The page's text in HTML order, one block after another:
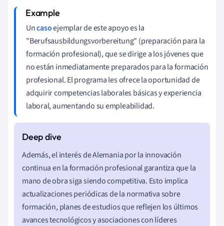
Uncasoejemplar de este apoyo es la
"Berufsausbildungsvorbereitung" (preparación para la
formación profesional), que se dirige a los jóvenes que
no están inmediatamente preparados para la formación
profesional. El programa les ofrece la oportunidad de
adquirir competencias laborales básicas y experiencia
laboral, aumentando su empleabilidad.
Además, el interés de Alemania por la innovación
continua en la formación profesional garantiza que la
mano de obra siga siendo competitiva. Esto implica
actualizaciones periódicas de la normativa sobre
formación, planes de estudios que reflejen los últimos
avances tecnológicos y asociaciones con líderes